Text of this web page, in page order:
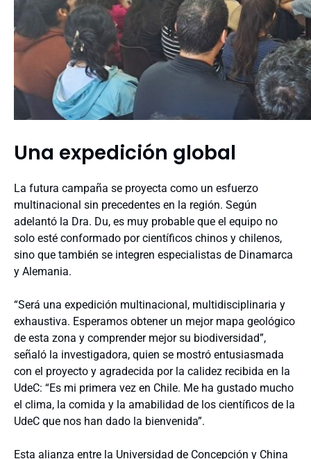
Una expedición global
La futura campaña se proyecta como un esfuerzo
multinacional sin precedentes en la región. Según
adelantó la Dra. Du, es muy probable que el equipo no
solo esté conformado por científicos chinos y chilenos,
sino que también se integren especialistas de Dinamarca
y Alemania.
“Será una expedición multinacional, multidisciplinaria y
exhaustiva. Esperamos obtener un mejor mapa geológico
de esta zona y comprender mejor su biodiversidad”,
señaló la investigadora, quien se mostró entusiasmada
con el proyecto y agradecida por la calidez recibida en la
UdeC: “Es mi primera vez en Chile. Me ha gustado mucho
el clima, la comida y la amabilidad de los científicos de la
UdeC que nos han dado la bienvenida”.
Esta alianza entre la Universidad de Concepción y China